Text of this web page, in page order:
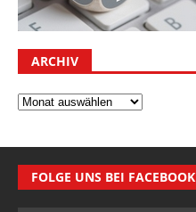
ARCHIV
FOLGE UNS BEI FACEBOOK